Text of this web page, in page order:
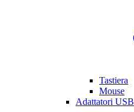
Tastiera
Mouse
Adattatori USB